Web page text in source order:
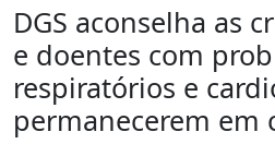
DGS aconselha as
e doentes com
respiratórios e
permanecerem em